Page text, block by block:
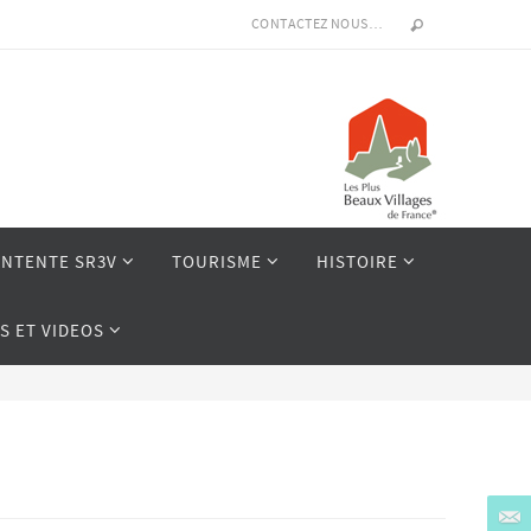
CONTACTEZ NOUS…
SR3V TOURISME HISTOIRE
ET VIDEOS